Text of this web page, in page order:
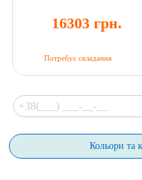
16303 грн.
Потребує складання
Кольори та